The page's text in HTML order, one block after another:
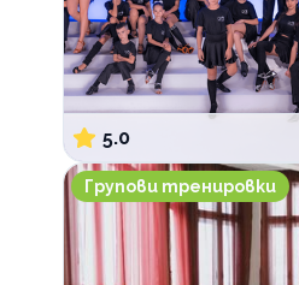
5.0
Yoga District Амара
Групови тренировки